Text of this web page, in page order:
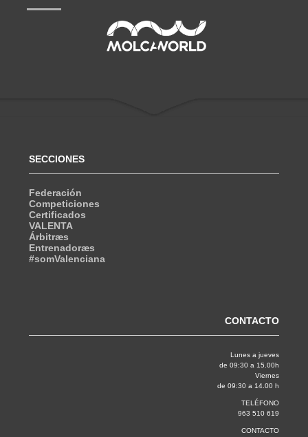
SECCIONES
Federación
Competiciones
Certificados
VALENTA
Árbitræs
Entrenadoræs
#somValenciana
CONTACTO
Lunes a jueves
de 09:30 a 15.00h
Viernes
de 09:30 a 14.00 h
TELÉFONO
963 510 619
CONTACTO